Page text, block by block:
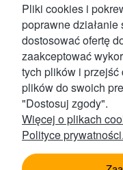
Pliki cookies i
poprawne
dostosować ofertę
zaakceptować
tych plików i
plików do swoich
"Dostosuj zgody".
Więcej o plikach
Polityce prywatności.